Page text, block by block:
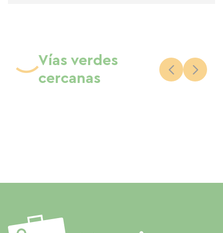
Vías verdes
cercanas